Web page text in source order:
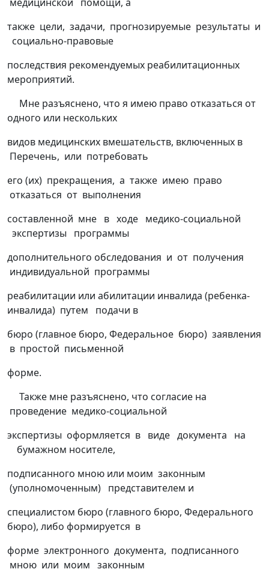
также цели, задачи, прогнозируемые результаты и
социально-правовые
последствия рекомендуемых реабилитационных
мероприятий.
Мне разъяснено, что я имею право отказаться от
одного или нескольких
видов медицинских вмешательств, включенных в
Перечень, или потребовать
его (их) прекращения, а также имею право
отказаться от выполнения
составленной мне в ходе медико-социальной
экспертизы программы
дополнительного обследования и от получения
индивидуальной программы
реабилитации или абилитации инвалида (ребенка-
инвалида) путем подачи в
бюро (главное бюро, Федеральное бюро) заявления
в простой письменной
форме.
Также мне разъяснено, что согласие на
проведение медико-социальной
экспертизы оформляется в виде документа на
бумажном носителе,
подписанного мною или моим законным
(уполномоченным) представителем и
специалистом бюро (главного бюро, Федерального
бюро), либо формируется в
форме электронного документа, подписанного
мною или моим законным